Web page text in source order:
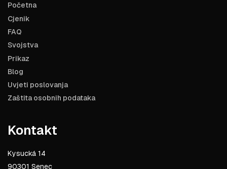
Početna
Cjenik
FAQ
Svojstva
Prikaz
Blog
Uvjeti poslovanja
Zaštita osobnih podataka
Kontakt
Kysucká 14
90301 Senec